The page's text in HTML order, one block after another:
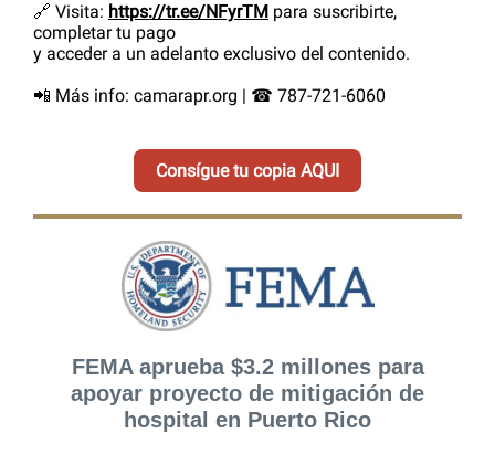
🔗 Visita: https://tr.ee/NFyrTM para suscribirte,
completar tu pago
y acceder a un adelanto exclusivo del contenido.
📲 Más info: camarapr.org | ☎ 787-721-6060
Consígue tu copia AQUI
FEMA aprueba $3.2 millones para
apoyar proyecto de mitigación de
hospital en Puerto Rico